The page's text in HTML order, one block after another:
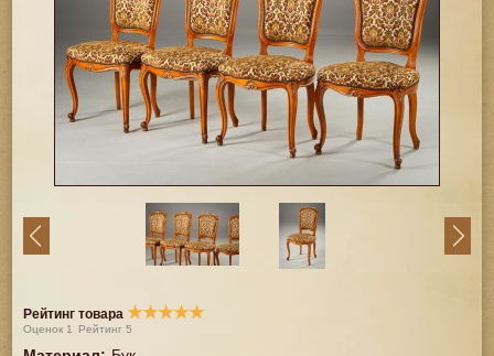
Рейтинг товара ★★★★★
Оценок 1 Рейтинг5